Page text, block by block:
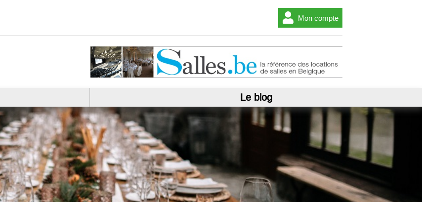
Mon compte
Le blog